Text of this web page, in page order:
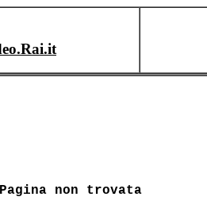
Pagina non trovata